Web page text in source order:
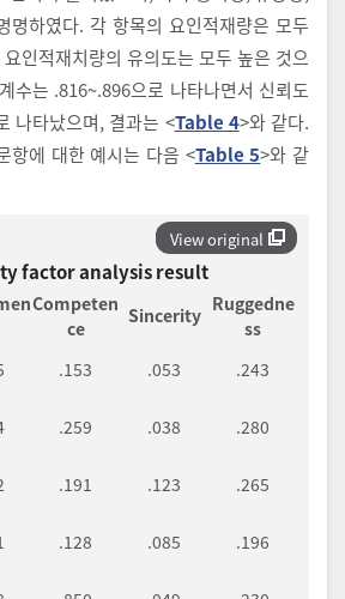
명하였다. 각 항목의 요인적재량은 모두
인적재치량의 유의도는 모두 높은 것으
수는 .816~.896으로 나타나면서 신뢰도
나타났으며, 결과는 <Table 4>와 같다.
항에 대한 예시는 다음 <Table 5>와 같
View original
factor analysis result
Competen
ce
Sincerity Ruggedne
ss
.153 .053
.243
.259 .038
.280
.191 .123
.265
.128 .085
.196